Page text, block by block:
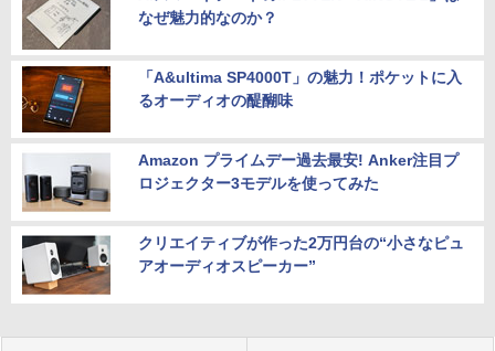
なぜ魅力的なのか？
「A&ultima SP4000T」の魅力！ポケットに入
るオーディオの醍醐味
Amazon プライムデー過去最安! Anker注目プ
ロジェクター3モデルを使ってみた
クリエイティブが作った2万円台の“小さなピュ
アオーディオスピーカー”